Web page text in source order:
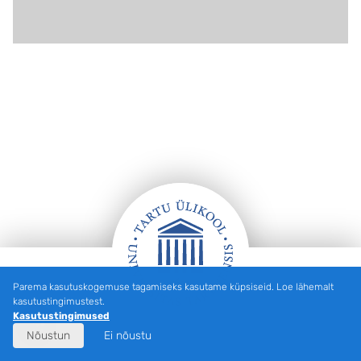
Jalus
Parema kasutuskogemuse tagamiseks kasutame küpsiseid. Loe lähemalt
kasutustingimustest.
Kasutustingimused
Nõustun Ei nõustu